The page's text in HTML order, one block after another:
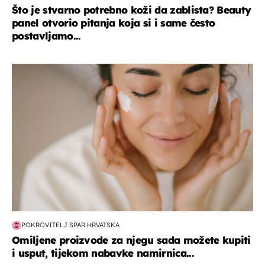
Što je stvarno potrebno koži da zablista? Beauty
panel otvorio pitanja koja si i same često
postavljamo...
moda & ljepota
POKROVITELJ SPAR HRVATSKA
Omiljene proizvode za njegu sada možete kupiti
i usput, tijekom nabavke namirnica...